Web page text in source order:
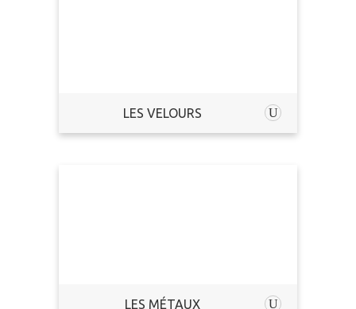
LES VELOURS
LES MÉTAUX